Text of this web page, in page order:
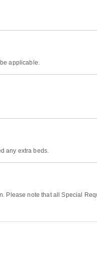
applicable.
any extra beds.
note that all Special